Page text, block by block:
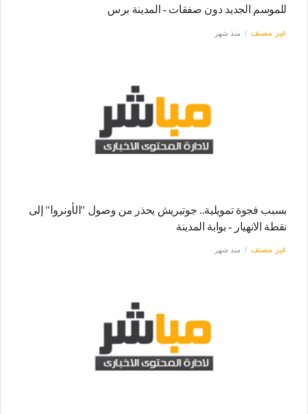
للموسم الجديد دون صفقات - المدينة برس
غير مصنف منذ شهر
بسبب فجوة تمويلية.. جوتيريش يحذر من وصول "الأونروا" إلى
نقطة الانهيار - بوابة المدينة
غير مصنف منذ شهر